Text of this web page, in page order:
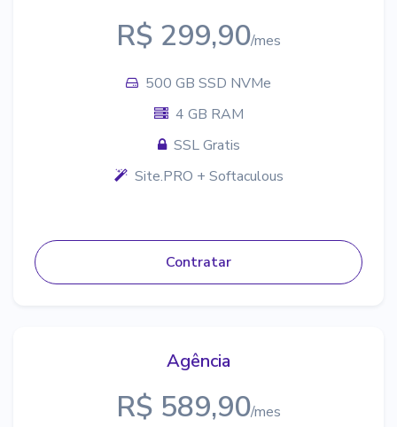
R$ 299,90/mes
500 GB SSD NVMe
4 GB RAM
SSL Gratis
Site.PRO + Softaculous
Contratar
Agência
R$ 589,90/mes